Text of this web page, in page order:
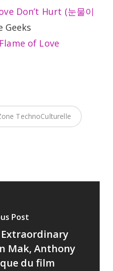
Don’t Hurt (눈물이
Geeks
Flame of Love
TechnoCulturelle
Post
Extraordinary
Mak, Anthony
du film